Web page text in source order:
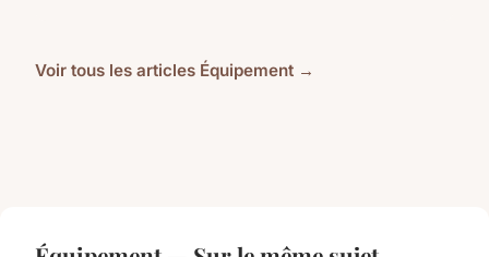
Voir tous les articles Équipement →